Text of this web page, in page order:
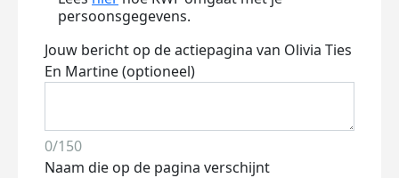
persoonsgegevens.
Jouw bericht op de actiepagina van Olivia Ties
En Martine (optioneel)
0/150
Naam die op de pagina verschijnt